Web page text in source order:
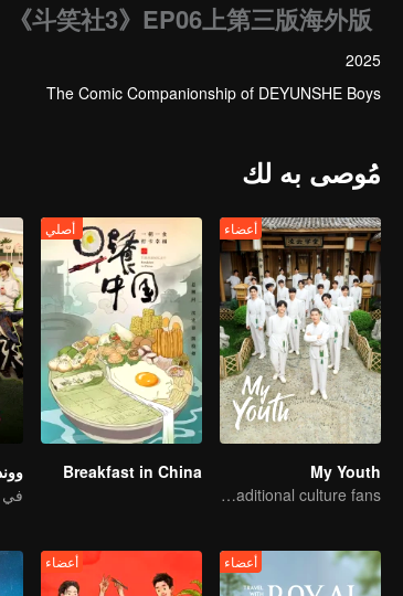
《斗笑社3》EP06上第三版海外版
2025
The Comic Companionship of DEYUNSHE Boys
مُوصى به لك
أعضاء
My Youth
Here come the young traditional culture fans!
أصلي
Breakfast in China
أعضاء أعضاء